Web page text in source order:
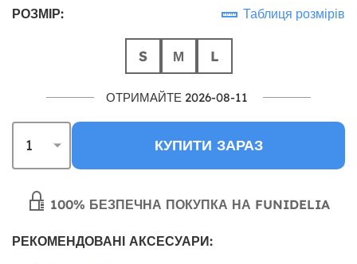
РОЗМІР: Таблиця розмірів
S М L
ОТРИМАЙТЕ 2026-08-11
КУПИТИ ЗАРАЗ
100% БЕЗПЕЧНА ПОКУПКА НА FUNIDELIA
РЕКОМЕНДОВАНІ АКСЕСУАРИ: